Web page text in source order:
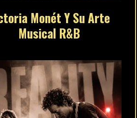
Monét Y Su Arte
Musical R&B